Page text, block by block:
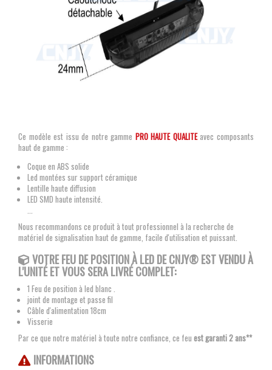
Ce modèle est issu de notre gamme PRO HAUTE QUALITE avec composants
haut de gamme :
Coque en ABS solide
Led montées sur support céramique
Lentille haute diffusion
LED SMD haute intensité.
Nous recommandons ce produit à tout professionnel à la recherche de
matériel de signalisation haut de gamme, facile d'utilisation et puissant.
VOTRE FEU DE POSITION À LED DE CNJY® EST VENDU À
L'UNITÉ ET VOUS SERA LIVRÉ COMPLET:
1 Feu de position à led blanc .
joint de montage et passe fil
Câble d'alimentation 18cm
Visserie
Par ce que notre matériel à toute notre confiance, ce feu est garanti 2 ans**
INFORMATIONS